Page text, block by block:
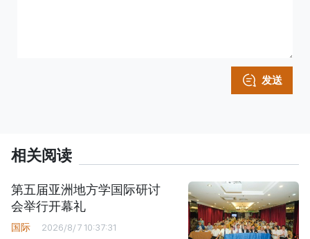
发送
相关阅读
第五届亚洲地方学国际研讨
会举行开幕礼
国际 2026/8/7 10:37:31